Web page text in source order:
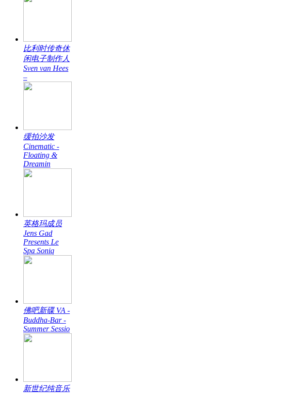
比利时传奇休
闲电子制作人
Sven van Hees
–
缓拍沙发
Cinematic -
Floating &
Dreamin
英格玛成员
Jens Gad
Presents Le
Spa Soniq
佛吧新碟 VA -
Buddha-Bar -
Summer Sessio
新世纪纯音乐